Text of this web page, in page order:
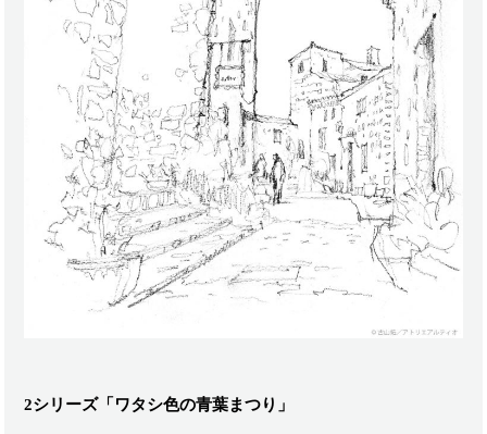
2シリーズ「ワタシ色の青葉まつり」